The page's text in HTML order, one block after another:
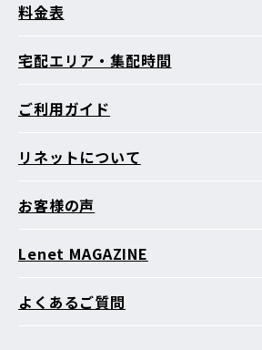
料金表
宅配エリア・集配時間
ご利用ガイド
リネットについて
お客様の声
Lenet MAGAZINE
よくあるご質問